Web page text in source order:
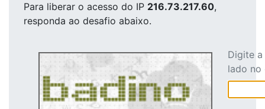
Para liberar o acesso do IP 216.73.217.60,
responda ao desafio abaixo.
Digite
lado no